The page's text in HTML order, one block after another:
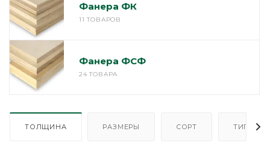
Фанера ФК
11 ТОВАРОВ
Фанера ФСФ
24 ТОВАРА
ТОЛЩИНА РАЗМЕРЫ СОРТ ТИП